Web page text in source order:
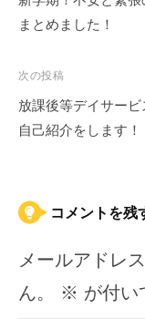
ナ
ゲ
ー
シ
まとめました！
次の投稿
放課後等デイサー
自己紹介をします！
コメントを残
メールアドレ
ん。
※ が付い